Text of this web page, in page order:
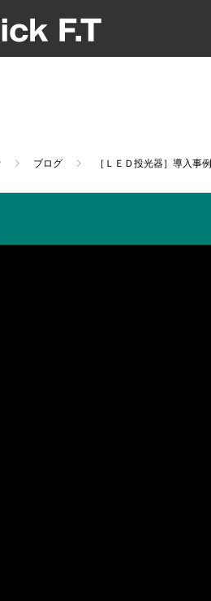
ブログ ［ＬＥＤ投光器］導入事例